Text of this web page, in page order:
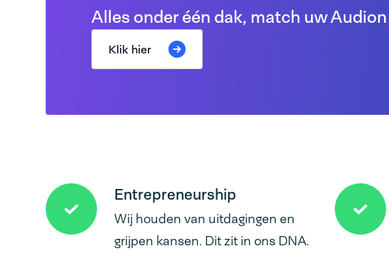
Alles onder één dak, match uw
Klik hier
Entrepreneurship
Wij houden van uitdagingen en
grijpen kansen. Dit zit in ons DNA.